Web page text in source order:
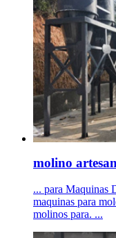
molino
... para Maquinas
maquinas para
molinos para. ...